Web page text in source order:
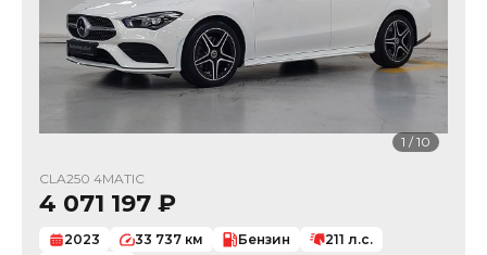
1 /10
CLA250 4MATIC
4 071 197 ₽
2023 33 737 км Бензин 211 л.с.